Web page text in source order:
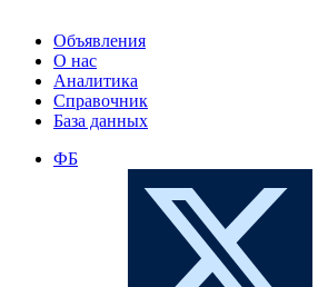
Объявления
О нас
Аналитика
Справочник
База данных
ФБ